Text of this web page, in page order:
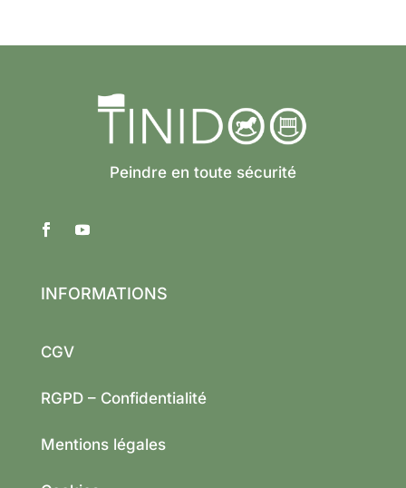
Peindre en toute sécurité
INFORMATIONS
CGV
RGPD – Confidentialité
Mentions légales